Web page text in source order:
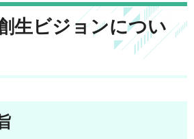
生ビジョンについ